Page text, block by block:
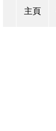
主頁